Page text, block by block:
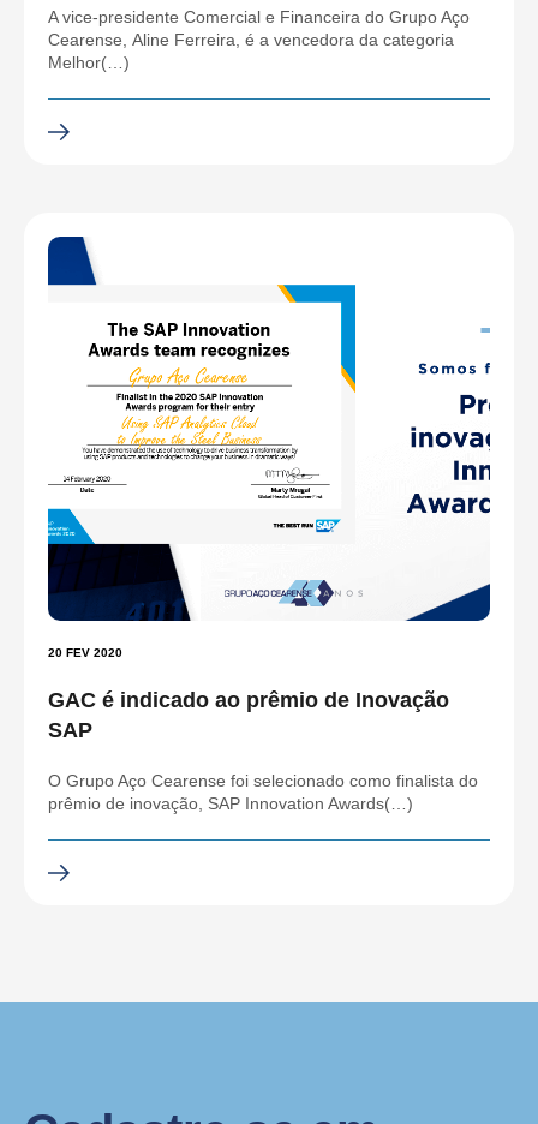
A vice-presidente Comercial e Financeira do Grupo Aço
Cearense, Aline Ferreira, é a vencedora da categoria
Melhor(…)
20 FEV 2020
GAC é indicado ao prêmio de Inovação
SAP
O Grupo Aço Cearense foi selecionado como finalista do
prêmio de inovação, SAP Innovation Awards(…)